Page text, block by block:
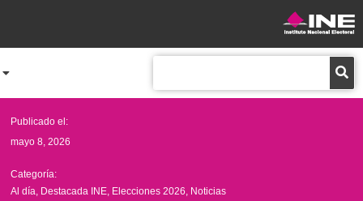
Publicado el:
mayo 8, 2026
Categoría:
Al día Destacada INE Elecciones 2026 Noticias